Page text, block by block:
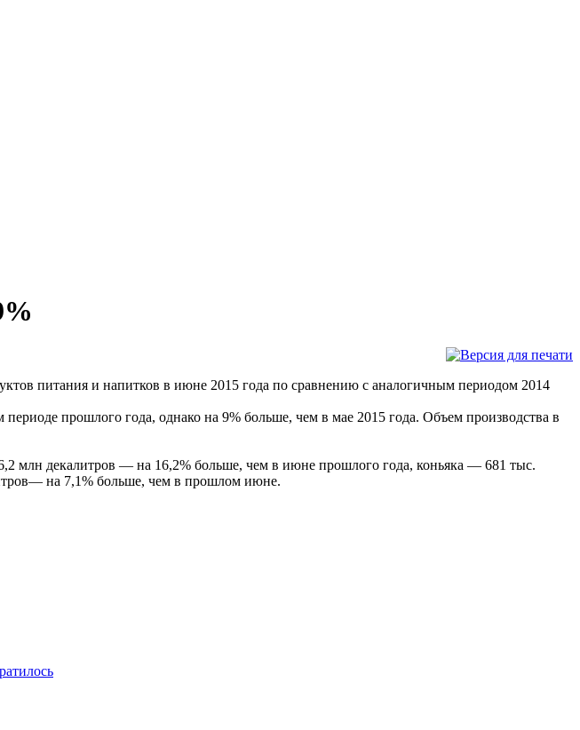
питания и напитков в июне 2015 года по сравнению с аналогичным периодом 2014
прошлого года, однако на 9% больше, чем в мае 2015 года. Объем производства в
млн декалитров — на 16,2% больше, чем в июне прошлого года, коньяка — 681 тыс.
на 7,1% больше, чем в прошлом июне.